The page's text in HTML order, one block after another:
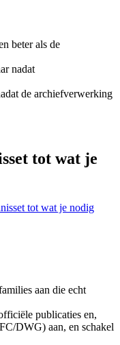
beter als de
nadat
de archiefverwerking
tot wat je
tot wat je nodig
aan die echt
publicaties en,
DWG) aan, en schakel